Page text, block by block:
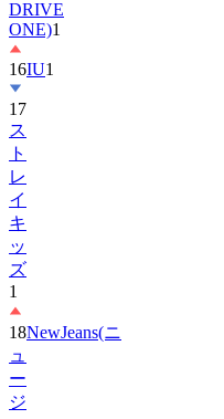
16IU1
17
ス
ト
レ
イ
キ
ッ
ズ
1
18
ュ
ー
ジ
ー
ン